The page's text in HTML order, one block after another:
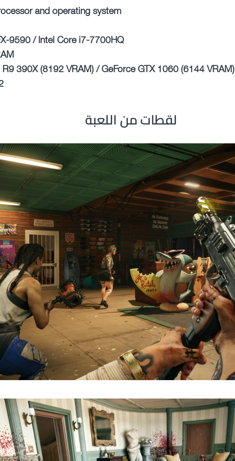
and operating system
9590 / Intel Core i7-7700HQ
390X (8192 VRAM) / GeForce GTX 1060 (6144 VRAM)
لقطات من اللعبة